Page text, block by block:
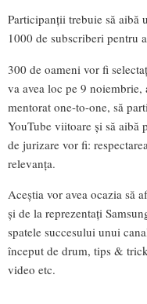
Participanții trebuie să aibă
1000 de subscriberi pentru
300 de oameni vor fi
va avea loc pe 9 noiembrie,
mentorat one-to-one, să
YouTube viitoare și să aibă
de jurizare vor fi:
relevanța.
Aceștia vor avea ocazia să
și de la reprezentați
spatele succesului unui
început de drum, tips &
video etc.